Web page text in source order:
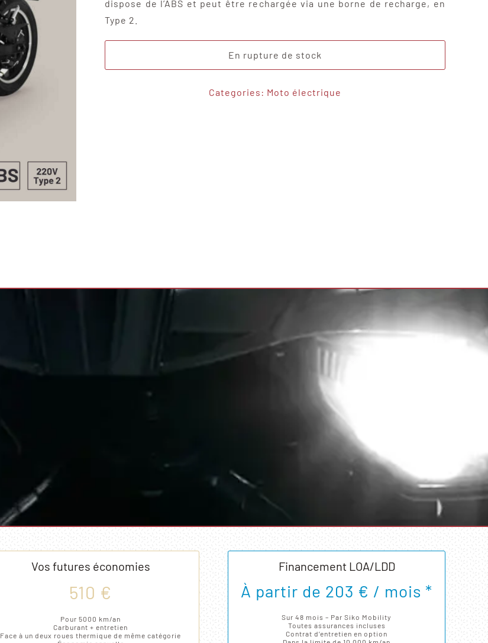
dispose de l’ABS et peut être rechargée via une borne de recharge, en
Type 2.
En rupture de stock
Categories: Moto électrique
Vos futures économies
510 €
Pour 5000 km/an
Carburant + entretien
Face à un deux roues thermique de même catégorie
Financement LOA/LDD
À partir de 203 € / mois *
Sur 48 mois – Par Siko Mobility
Toutes assurances incluses
Contrat d’entretien en option